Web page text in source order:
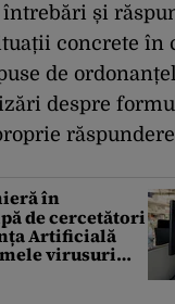
întrebări și
concrete în
de
despre
în
de cercetători
Artificială
virusuri
de E.coli